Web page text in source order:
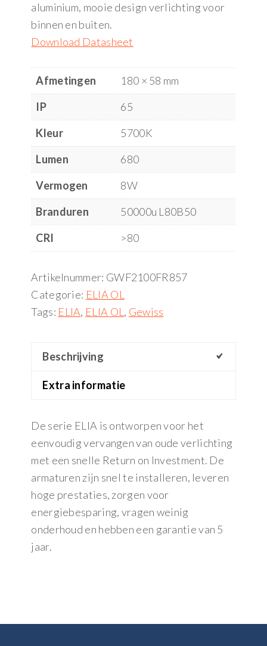
aluminium, mooie design verlichting voor
binnen en buiten.
Download Datasheet
Afmetingen
180 × 58 mm
IP
65
Kleur
5700K
Lumen
680
Vermogen
8W
Branduren
50000u L80B50
CRI
>80
Artikelnummer: GWF2100FR857
Categorie: ELIA OL
Tags: ELIA, ELIA OL , Gewiss
Beschrijving
Extra informatie
De serie ELIA is ontworpen voor het
eenvoudig vervangen van oude verlichting
met een snelle Return on Investment. De
armaturen zijn snel te installeren, leveren
hoge prestaties, zorgen voor
energiebesparing, vragen weinig
onderhoud en hebben een garantie van 5
jaar.